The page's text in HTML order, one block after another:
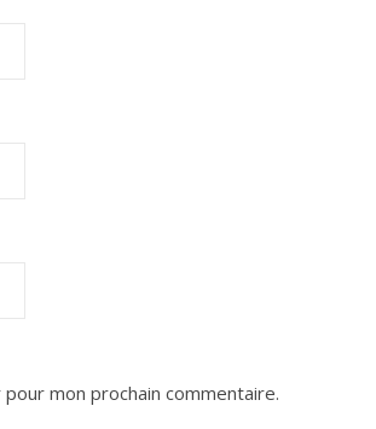
mon prochain commentaire.